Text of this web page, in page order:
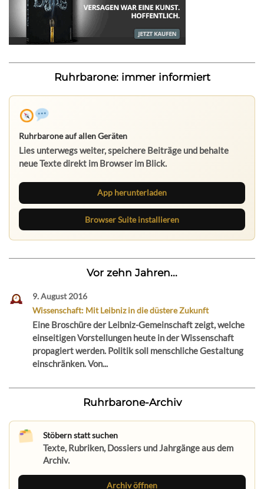
Ruhrbarone: immer informiert
Ruhrbarone auf allen Geräten
Lies unterwegs weiter, speichere Beiträge und behalte
neue Texte direkt im Browser im Blick.
App herunterladen
Browser Suite installieren
Vor zehn Jahren...
9. August 2016
Wissenschaft: Mit Leibniz in die düstere Zukunft
Eine Broschüre der Leibniz-Gemeinschaft zeigt, welche
einseitigen Vorstellungen heute in der Wissenschaft
propagiert werden. Politik soll menschliche Gestaltung
einschränken. Von...
Ruhrbarone-Archiv
Stöbern statt suchen
Texte, Rubriken, Dossiers und Jahrgänge aus dem
Archiv.
Archiv öffnen